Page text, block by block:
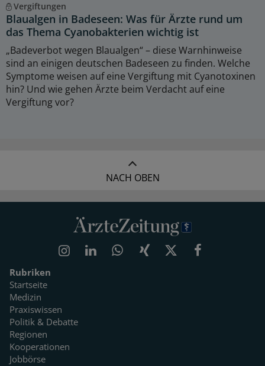
Vergiftungen
Blaualgen in Badeseen: Was für Ärzte rund um
das Thema Cyanobakterien wichtig ist
„Badeverbot wegen Blaualgen“ – diese Warnhinweise
sind an einigen deutschen Badeseen zu finden. Welche
Symptome weisen auf eine Vergiftung mit Cyanotoxinen
hin? Und wie gehen Ärzte beim Verdacht auf eine
Vergiftung vor?
NACH OBEN
Rubriken
Startseite
Medizin
Praxiswissen
Politik & Debatte
Regionen
Kooperationen
Jobbörse